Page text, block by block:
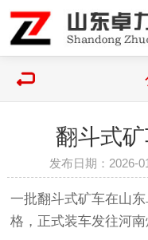
翻斗式
发布日期：2026-
一批翻斗式矿车在山
格，正式装车发往河